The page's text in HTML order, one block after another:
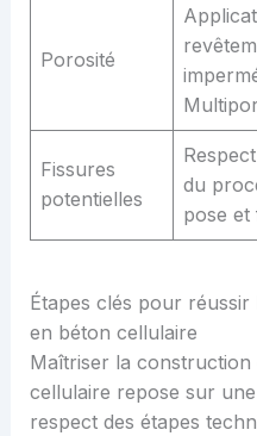
Porosité
Multipor
Fissures
potentielles
du
pose et
Étapes clés pour réussir
en béton cellulaire
Maîtriser la construction
cellulaire repose sur
respect des étapes